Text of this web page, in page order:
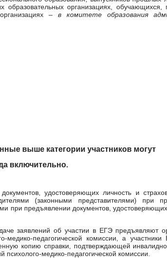
организациях, обучающихся,
– в комитете образования
выше категории участников могут
включительно.
удостоверяющих личность и
(законными представителями) при
при предъявлении документов,
заявлений об участии в ЕГЭ предъявляют
педагогической комиссии, а
копию справки, подтверждающей
медико-педагогической комиссии.